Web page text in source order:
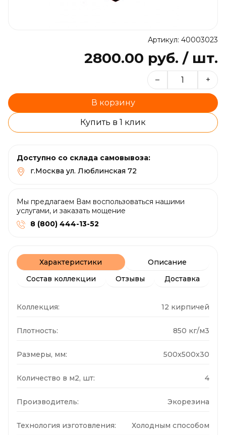
Артикул: 40003023
2800.00 руб. / шт.
– +
В корзину
Купить в 1 клик
Доступно со склада самовывоза:
г.Москва ул. Люблинская 72
Мы предлагаем Вам воспользоваться нашими
услугами, и заказать мощение
8 (800) 444-13-52
Характеристики
Описание
Состав коллекции
Отзывы Доставка
Коллекция: 12 кирпичей
Плотность: 850 кг/м3
Размеры, мм: 500x500x30
Количество в м2, шт: 4
Производитель: Экорезина
Технология изготовления: Холодным способом